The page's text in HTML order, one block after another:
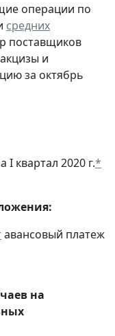
операции по
средних
поставщиков
акцизы и
за октябрь
I квартал 2020 г.*
авансовый платеж
на